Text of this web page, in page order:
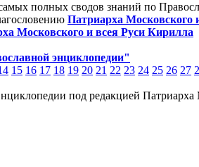
полных сводов знаний по
Патриарха Московского
Московского и всея Руси Кирилла
энциклопедии"
15 16 17 18 19 20 21 22 23 24 25 26 27
под редакцией Патриарха